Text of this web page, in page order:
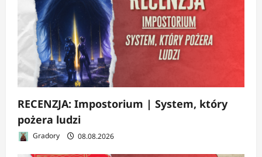
RECENZJA: Impostorium | System, który
pożera ludzi
Gradory 08.08.2026